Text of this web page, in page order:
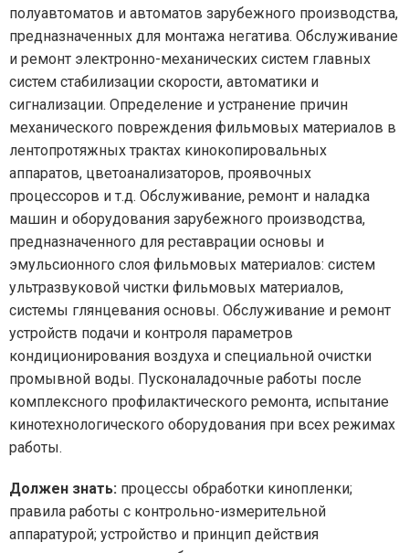
полуавтоматов и автоматов зарубежного производства,
предназначенных для монтажа негатива. Обслуживание
и ремонт электронно-механических систем главных
систем стабилизации скорости, автоматики и
сигнализации. Определение и устранение причин
механического повреждения фильмовых материалов в
лентопротяжных трактах кинокопировальных
аппаратов, цветоанализаторов, проявочных
процессоров и т.д. Обслуживание, ремонт и наладка
машин и оборудования зарубежного производства,
предназначенного для реставрации основы и
эмульсионного слоя фильмовых материалов: систем
ультразвуковой чистки фильмовых материалов,
системы глянцевания основы. Обслуживание и ремонт
устройств подачи и контроля параметров
кондиционирования воздуха и специальной очистки
промывной воды. Пусконаладочные работы после
комплексного профилактического ремонта, испытание
кинотехнологического оборудования при всех режимах
работы.
Должен знать: процессы обработки кинопленки;
правила работы с контрольно-измерительной
аппаратурой; устройство и принцип действия